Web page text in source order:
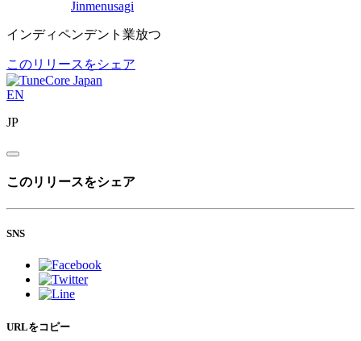
Jinmenusagi
インディペンデント業放つ
このリリースをシェア
EN
JP
このリリースをシェア
SNS
URLをコピー